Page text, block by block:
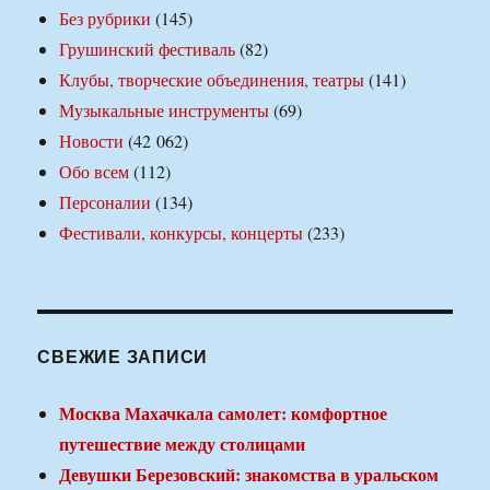
Без рубрики (145)
Грушинский фестиваль(82)
Клубы, творческие объединения, театры(141)
Музыкальные инструменты(69)
Новости (42 062)
Обо всем(112)
Персоналии (134)
Фестивали, конкурсы, концерты(233)
СВЕЖИЕ ЗАПИСИ
Москва Махачкала самолет: комфортное
путешествие между столицами
Девушки Березовский: знакомства в уральском